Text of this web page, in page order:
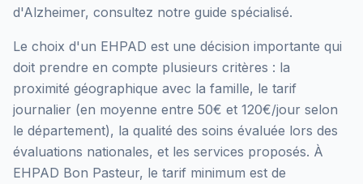
d'Alzheimer, consultez notre guide spécialisé.
Le choix d'un EHPAD est une décision importante qui
doit prendre en compte plusieurs critères : la
proximité géographique avec la famille, le tarif
journalier (en moyenne entre 50€ et 120€/jour selon
le département), la qualité des soins évaluée lors des
évaluations nationales, et les services proposés. À
EHPAD Bon Pasteur, le tarif minimum est de